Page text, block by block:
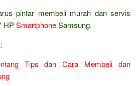
pintar membeli murah dan servis
HPSmartphoneSamsung.
Tips dan Cara Membeli dan